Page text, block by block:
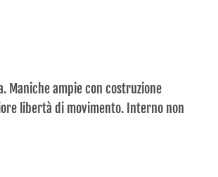
Maniche ampie con costruzione
libertà di movimento. Interno non